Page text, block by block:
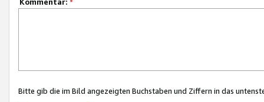
Bitte gib die im Bild angezeigten Buchstaben und Ziffern in das